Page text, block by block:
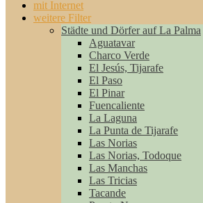
mit Internet
weitere Filter
Städte und Dörfer auf La Palma
Aguatavar
Charco Verde
El Jesús, Tijarafe
El Paso
El Pinar
Fuencaliente
La Laguna
La Punta de Tijarafe
Las Norias
Las Norias, Todoque
Las Manchas
Las Tricias
Tacande